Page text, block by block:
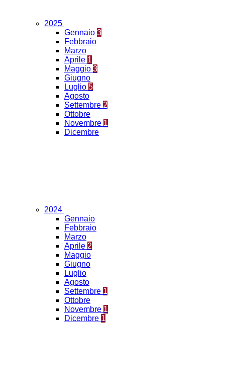
2025
Gennaio 3
Febbraio
Marzo
Aprile 1
Maggio 3
Giugno
Luglio 5
Agosto
Settembre 2
Ottobre
Novembre 1
Dicembre
2024
Gennaio
Febbraio
Marzo
Aprile 2
Maggio
Giugno
Luglio
Agosto
Settembre 1
Ottobre
Novembre 1
Dicembre 1